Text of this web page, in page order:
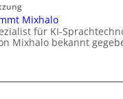
Mixhalo
für KI-
Mixhalo bekannt